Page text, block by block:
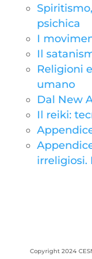
psichica
I
Il
Religioni
umano
Dal New
Il reiki:
irreligiosi.
Copyright 2024